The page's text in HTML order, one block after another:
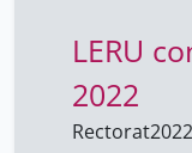
LERU
2022
Rectorat